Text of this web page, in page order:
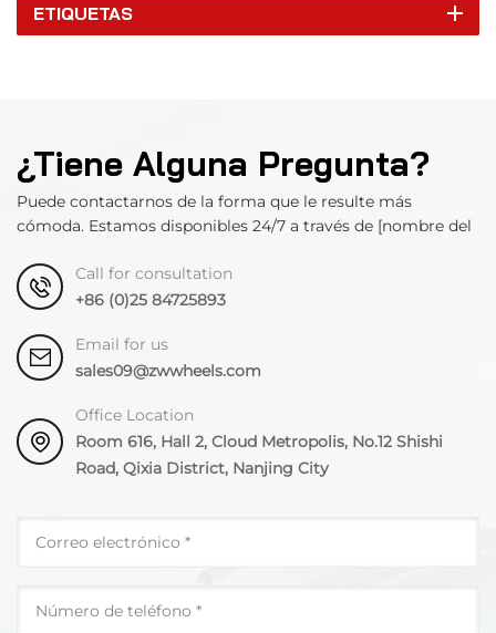
ETIQUETAS
¿Tiene Alguna Pregunta?
Puede contactarnos de la forma que le resulte más
cómoda. Estamos disponibles 24/7 a través de [nombre del
Call for consultation
+86 (0)25 84725893
Email for us
sales09@zwwheels.com
Office Location
Room 616, Hall 2, Cloud Metropolis, No.12 Shishi
Road, Qixia District, Nanjing City